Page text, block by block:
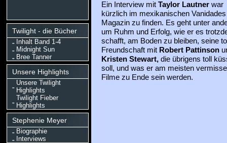
Twilight - die Bücher
Inhalt Band 1-4
Midnight Sun
Bree Tanner
Unsere Highlights
Unsere Twilight
Highlights
Twilight Fieber
Highlights
Stephenie Meyer
Biographie
Interviews
Ein Interview mit Taylor Lautnerwar
kürzlich im mexikanischen Vanidades
Magazin zu finden. Es geht unter
um Ruhm und Erfolg, wie er es
schafft, am Boden zu bleiben, seine
Freundschaft mit Robert Pattinson
Kristen Stewart, die übrigens toll
soll, und was er am meisten
Filme zu Ende sein werden.